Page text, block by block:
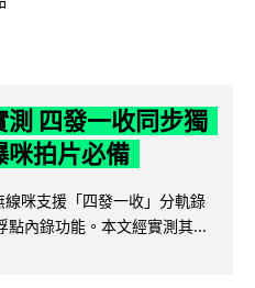
四發一收同步獨
拍片必備
咪支援「四發一收」分軌錄
內錄功能。本文經實測其...